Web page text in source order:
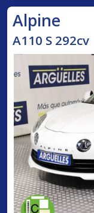
Alpine
A110 S 292cv